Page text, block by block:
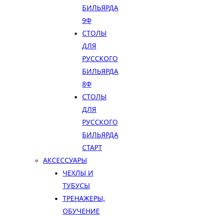
БИЛЬЯРДА
9Ф
СТОЛЫ
ДЛЯ
РУССКОГО
БИЛЬЯРДА
8Ф
СТОЛЫ
ДЛЯ
РУССКОГО
БИЛЬЯРДА
СТАРТ
АКСЕССУАРЫ
ЧЕХЛЫ И
ТУБУСЫ
ТРЕНАЖЕРЫ,
ОБУЧЕНИЕ